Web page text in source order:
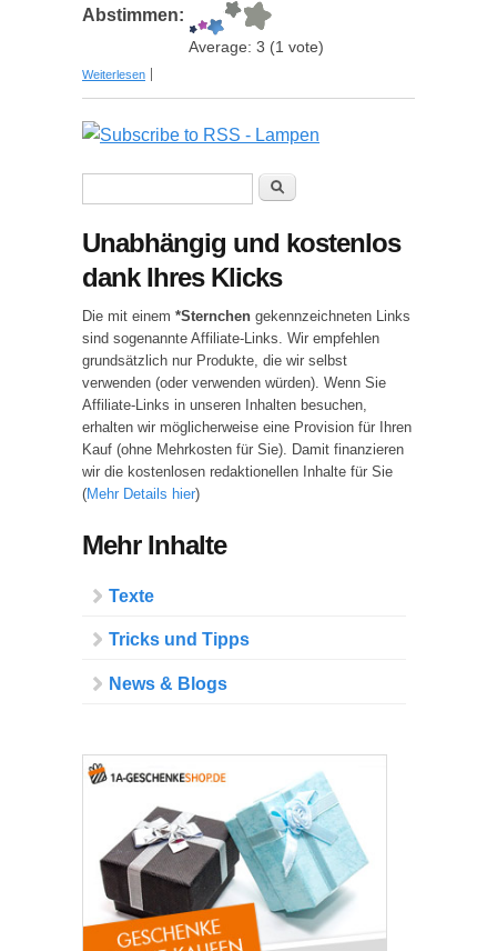
Abstimmen:
Average: 3 (1 vote)
Weiterlesen über WELCOME - Igel, Libelle, Solarlicht
Suche
Unabhängig und kostenlos
dank Ihres Klicks
Die mit einem *Sternchen gekennzeichneten Links
sind sogenannte Affiliate-Links. Wir empfehlen
grundsätzlich nur Produkte, die wir selbst
verwenden (oder verwenden würden). Wenn Sie
Affiliate-Links in unseren Inhalten besuchen,
erhalten wir möglicherweise eine Provision für Ihren
Kauf (ohne Mehrkosten für Sie). Damit finanzieren
wir die kostenlosen redaktionellen Inhalte für Sie
(Mehr Details hier)
Mehr Inhalte
Texte
Tricks und Tipps
News & Blogs